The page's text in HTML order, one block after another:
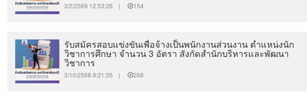
3/2/2569 12:53:26 | 154
รับสมัครสอบแข่งขันเพื่อจ้างเป็นพนักงานส่วนงาน ตำแหน่งนัก
วิชาการศึกษา จำนวน 3 อัตรา สังกัดสำนักบริหารและพัฒนา
วิชาการ
3/10/2568 9:21:35 | 268